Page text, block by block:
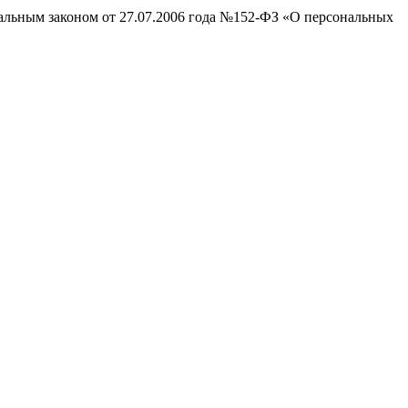
законом от 27.07.2006 года №152-ФЗ «О персональных